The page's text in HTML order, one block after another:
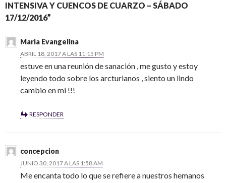
INTENSIVA Y CUENCOS DE CUARZO – SÁBADO
17/12/2016”
Maria Evangelina
ABRIL 18, 2017 A LAS 11:15 PM
estuve en una reunión de sanación , me gusto y estoy
leyendo todo sobre los arcturianos , siento un lindo
cambio en mi !!!
RESPONDER
concepcion
JUNIO 30, 2017 A LAS 1:58 AM
Me encanta todo lo que se refiere a nuestros hemanos